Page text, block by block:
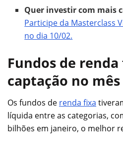
Quer investir com mais
Participe da Masterclass
no dia 10/02.
Fundos de
captação no mês
Os fundos de renda fixa
líquida entre as categorias,
bilhões em janeiro, o melhor